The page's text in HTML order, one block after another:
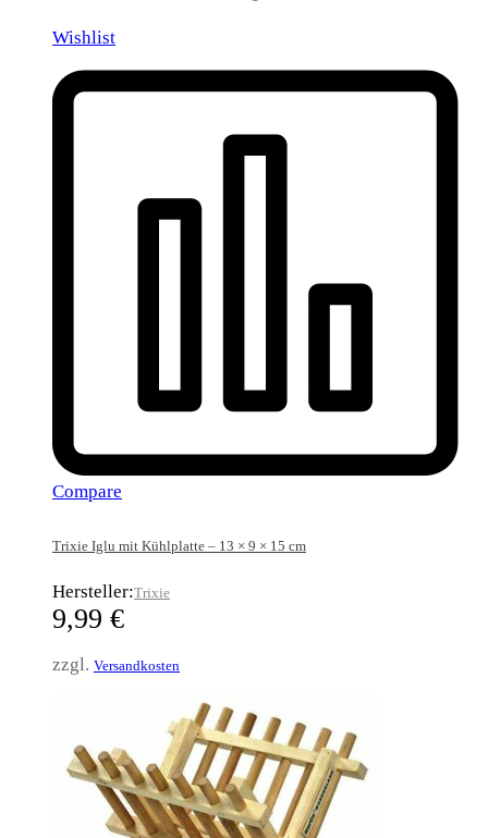
Wishlist
Compare
Trixie Iglu mit Kühlplatte – 13 × 9 × 15 cm
Hersteller:Trixie
9,99 €
zzgl. Versandkosten